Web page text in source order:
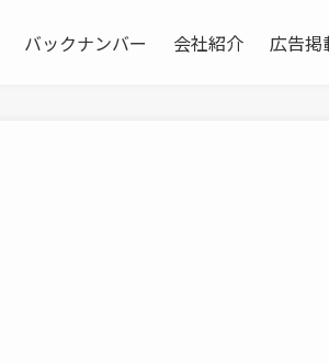
バックナンバー 会社紹介 広告掲